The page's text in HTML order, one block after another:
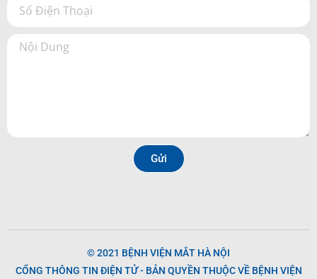
Gửi
© 2021 BỆNH VIỆN MẮT HÀ NỘI
CỔNG THÔNG TIN ĐIỆN TỬ - BẢN QUYỀN THUỘC VỀ BỆNH VIỆN